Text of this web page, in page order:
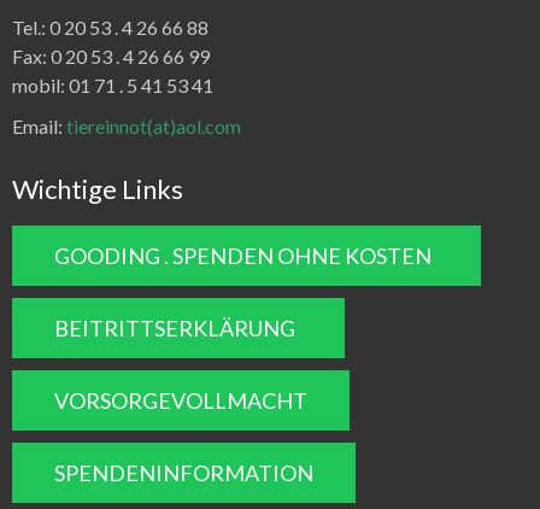
Tel.: 0 20 53 . 4 26 66 88
Fax: 0 20 53 . 4 26 66 99
mobil: 01 71 . 5 41 53 41
Email: tiereinnot(at)aol.com
Wichtige Links
GOODING . SPENDEN OHNE KOSTEN
BEITRITTSERKLÄRUNG
VORSORGEVOLLMACHT
SPENDENINFORMATION